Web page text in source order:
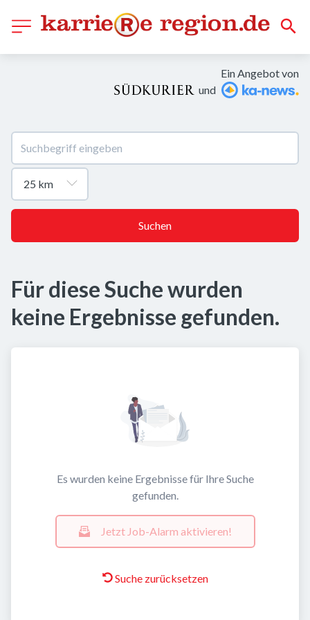
Ein Angebot von
und
Suchen
Für diese Suche wurden
keine Ergebnisse gefunden.
Es wurden keine Ergebnisse für Ihre Suche
gefunden.
Jetzt Job-Alarm aktivieren!
Suche zurücksetzen